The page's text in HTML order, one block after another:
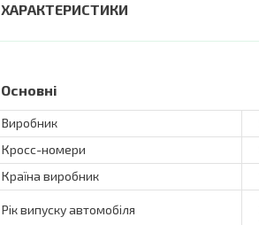
ХАРАКТЕРИСТИКИ
Основні
Виробник
Кросс-номери
Країна виробник
Рік випуску автомобіля